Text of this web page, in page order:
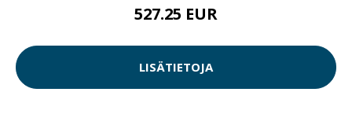
527.25 EUR
LISÄTIETOJA